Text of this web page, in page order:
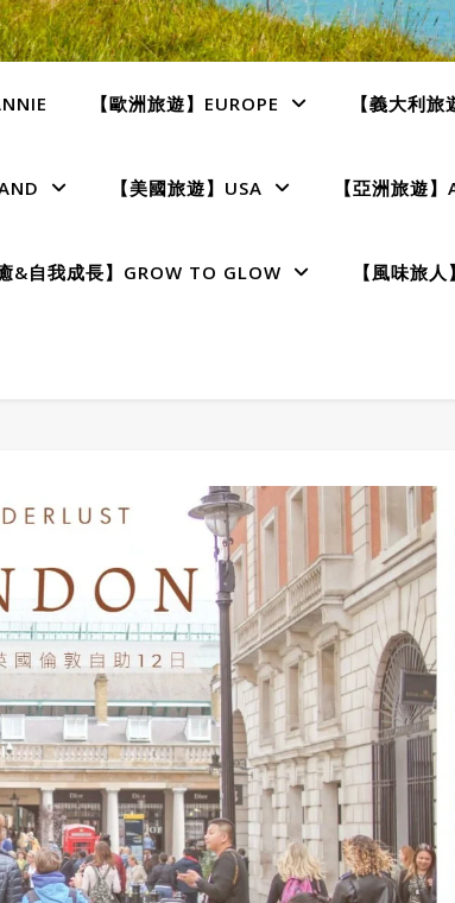
【歐洲旅遊】EUROPE 【義大利
【美國旅遊】USA 【亞洲旅遊】
癒&自我成長】GROW TO GLOW 【風味旅